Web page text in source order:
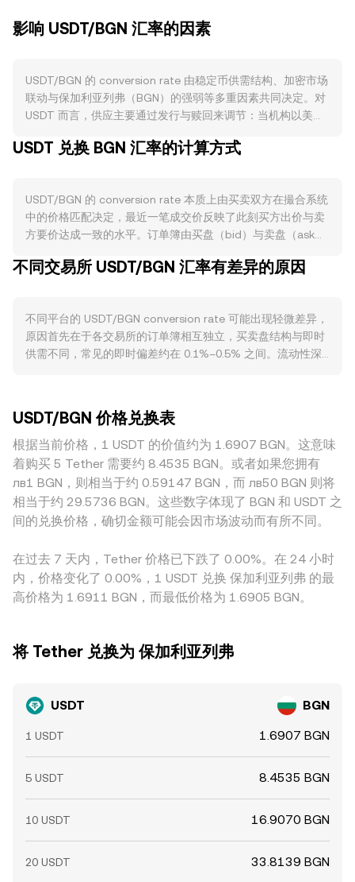
影响 USDT/BGN 汇率的因素
USDT/BGN 的 conversion rate 由稳定币供需结构、加密市场
联动与保加利亚列弗（BGN）的强弱等多重因素共同决定。对
USDT 而言，供应主要通过发行与赎回来调节：当机构以美元
USDT 增发并扩张供给。USDT 没有区块奖励减半或原生质押
和场外结算、以及在部分公链与 DeFi 场景中的稳定流动性需
求，都会影响 USDT 的相对溢价或折价，从而传导到
USDT/BGN 的 conversion rate。宏观层面，加密市场通常对
定币需求结构；同时，BGN 与欧元高度联动，欧洲利率、区域
围绕稳定币储备披露、审计与合规的政策进展（如欧盟
MiCA、各国针对稳定币的规则、银行出入金渠道变化），
Tether 的储备构成与证明更新、以及对稳定币发行与二级市场
率、季度与月度期权与期货到期造成的头寸再平衡、以及链上
与场外的大额地址（whale）申购或赎回 USDT，都会在短期
内改变流动性与买卖盘结构，为 USDT/BGN 的 conversion
rate 增添波动。此外，市场在压力时期可能出现 USDT 对美元
的小幅溢价或折价，这种“基础差”（basis）会通过对 BGN 的
报价直接体现出来。
USDT 兑换 BGN 汇率的计算方式
USDT/BGN 的 conversion rate 本质上由买卖双方在撮合系统
中的价格匹配决定，最近一笔成交价反映了此刻买方出价与卖
方要价达成一致的水平。订单簿由买盘（bid）与卖盘（ask）
价的平均值可视为参考的中间价（mid-price）。当参考多个
Volume_i。基于此，简单换算关系为：BGN Value = USDT
Amount × rate，或 USDT Amount = BGN Value / rate，其
中 rate 即当下的 USDT/BGN conversion rate。在去中心化
内两种资产的边际价格可近似表示为 price = y/x；当交易推动
池内资产比例变化时，价格沿曲线滑动，进而影响链上成交参
考价。集中撮合的最新成交、订单簿的挂单结构、跨平台
VWAP 与链上 AMM 定价，共同构成了 USDT/BGN
conversion rate 的实时发现与更新机制。
不同交易所 USDT/BGN 汇率有差异的原因
不同平台的 USDT/BGN conversion rate 可能出现轻微差异，
原因首先在于各交易所的订单簿相互独立，买卖盘结构与即时
供需不同，常见的即时偏差约在 0.1%–0.5% 之间。流动性深
与监管环境亦会影响 USDT 的定价，例如不同法币入金渠道的
便利度、稳定币使用的合规要求、银行结算的可达性，都会使
某些市场对 USDT 出现溢价或折价，这种 USDT 的基础差
（basis）会直接传导到 USDT/BGN 的标价。由于 BGN 与欧
元高度相关，欧系市场的利率和银行体系流动性的变化，也可
能通过各平台对 BGN 的报价反映出不同的风险溢价。跨平台
套利通常会在价差出现时买低卖高，从而收敛差异，但套利受
本，因而只能起到趋同而非完全消除差异的作用。
USDT/BGN 价格兑换表
根据当前价格，1 USDT 的价值约为 1.6907 BGN。这意味
着购买 5 Tether 需要约 8.4535 BGN。或者如果您拥有
лв1 BGN，则相当于约 0.59147 BGN，而 лв50 BGN 则将
相当于约 29.5736 BGN。这些数字体现了 BGN 和 USDT 之
间的兑换价格，确切金额可能会因市场波动而有所不同。
在过去 7 天内，Tether 价格已下跌了 0.00%。在 24 小时
内，价格变化了 0.00%，1 USDT 兑换 保加利亚列弗 的最
高价格为 1.6911 BGN，而最低价格为 1.6905 BGN。
将 Tether 兑换为 保加利亚列弗
USDT BGN
1 USDT 1.6907 BGN
5 USDT 8.4535 BGN
10 USDT 16.9070 BGN
20 USDT 33.8139 BGN